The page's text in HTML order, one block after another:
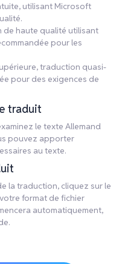
utilisant Microsoft
de haute qualité utilisant
pour les
traduction quasi-
pour des exigences de
traduit
le texte Allemand
pouvez apporter
au texte.
la traduction, cliquez sur le
format de fichier
automatiquement,